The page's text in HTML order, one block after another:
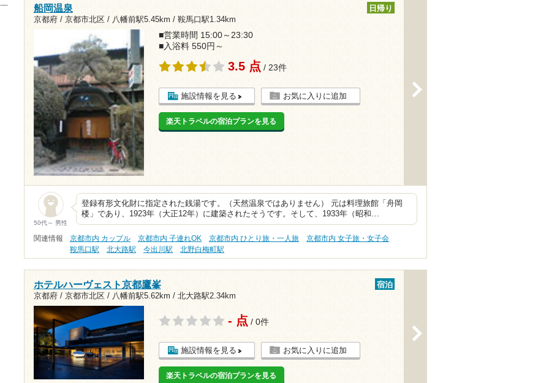
船岡温泉
京都府 / 京都市北区 / 八幡前駅5.45km / 鞍馬口駅1.34km
日帰り
■営業時間 15:00～23:30
■入浴料 550円～
3.5 点 / 23件
施設情報を見る お気に入りに追加
楽天トラベルの宿泊プランを見る
50代～ 男性
登録有形文化財に指定された銭湯です。（天然温泉ではありません） 元は料理旅館「舟岡
楼」であり、1923年（大正12年）に建築されたそうです。そして、1933年（昭和…
関連情報 京都市内 カップル 京都市内 子連れOK 京都市内 ひとり旅・一人旅
京都市内 女子旅・女子会
鞍馬口駅
北大路駅 今出川駅 北野白梅町駅
ホテルハーヴェスト京都鷹峯
京都府 / 京都市北区 / 八幡前駅5.62km / 北大路駅2.34km
宿泊
- 点 / 0件
施設情報を見る お気に入りに追加
楽天トラベルの宿泊プランを見る